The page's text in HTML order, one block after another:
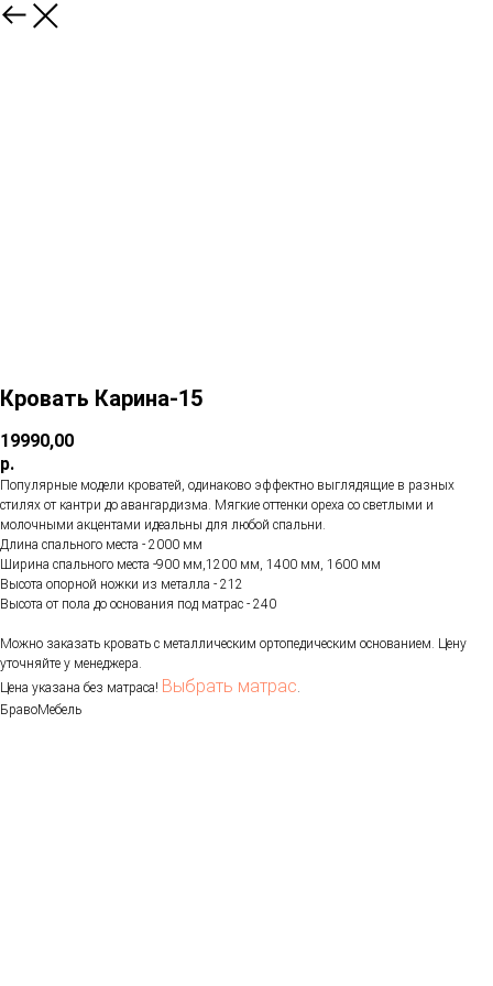
Кровать Карина-15
19990,00
р.
Популярные модели кроватей, одинаково эффектно выглядящие в разных
стилях от кантри до авангардизма. Мягкие оттенки ореха со светлыми и
молочными акцентами идеальны для любой спальни.
Длина спального места - 2000 мм
Ширина спального места -900 мм,1200 мм, 1400 мм, 1600 мм
Высота опорной ножки из металла - 212
Высота от пола до основания под матрас - 240
Можно заказать кровать с металлическим ортопедическим основанием. Цену
уточняйте у менеджера.
Цена указана без матраса! Выбрать матрас
БравоМебель